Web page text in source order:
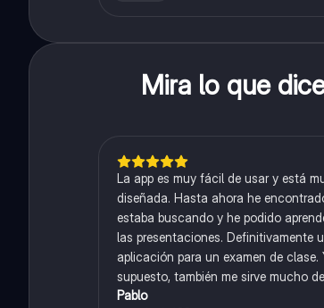
Mira lo que
La app es muy fácil de usar y está
diseñada. Hasta ahora he
estaba buscando y he podido
las presentaciones. Definitivamente
aplicación para un examen de clase.
supuesto, también me sirve mucho
Pablo